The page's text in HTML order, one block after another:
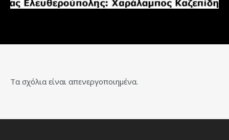
Τα σχόλια είναι απενεργοποιημένα.